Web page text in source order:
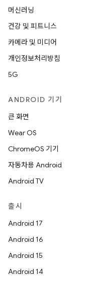
머신러닝
건강 및 피트니스
카메라 및 미디어
개인정보처리방침
5G
ANDROID 기기
큰 화면
Wear OS
ChromeOS 기기
자동차용 Android
Android TV
출시
Android 17
Android 16
Android 15
Android 14